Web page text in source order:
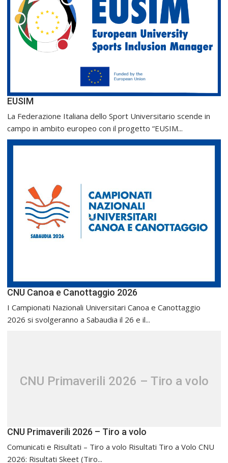
EUSIM
La Federazione Italiana dello Sport Universitario scende in
campo in ambito europeo con il progetto “EUSIM...
CNU Canoa e Canottaggio 2026
I Campionati Nazionali Universitari Canoa e Canottaggio
2026 si svolgeranno a Sabaudia il 26 e il...
CNU Primaverili 2026 – Tiro a volo
CNU Primaverili 2026 – Tiro a volo
Comunicati e Risultati – Tiro a volo Risultati Tiro a Volo CNU
2026: Risultati Skeet (Tiro...